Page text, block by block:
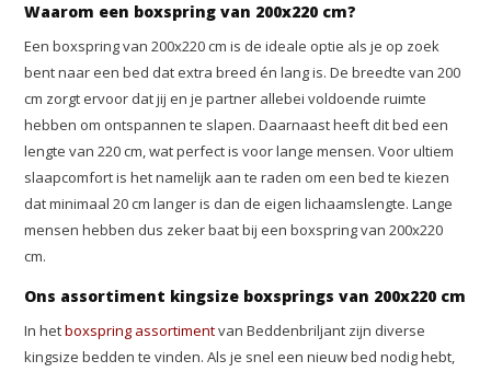
Waarom een boxspring van 200x220 cm?
Een boxspring van 200x220 cm is de ideale optie als je op zoek
bent naar een bed dat extra breed én lang is. De breedte van 200
cm zorgt ervoor dat jij en je partner allebei voldoende ruimte
hebben om ontspannen te slapen. Daarnaast heeft dit bed een
lengte van 220 cm, wat perfect is voor lange mensen. Voor ultiem
slaapcomfort is het namelijk aan te raden om een bed te kiezen
dat minimaal 20 cm langer is dan de eigen lichaamslengte. Lange
mensen hebben dus zeker baat bij een boxspring van 200x220
cm.
Ons assortiment kingsize boxsprings van 200x220 cm
In hetboxspring assortimentvan Beddenbriljant zijn diverse
kingsize bedden te vinden. Als je snel een nieuw bed nodig hebt,